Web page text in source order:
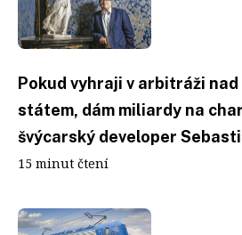
Pokud vyhraji v arbitráži nad
státem, dám miliardy na
švýcarský developer
15 minut čtení